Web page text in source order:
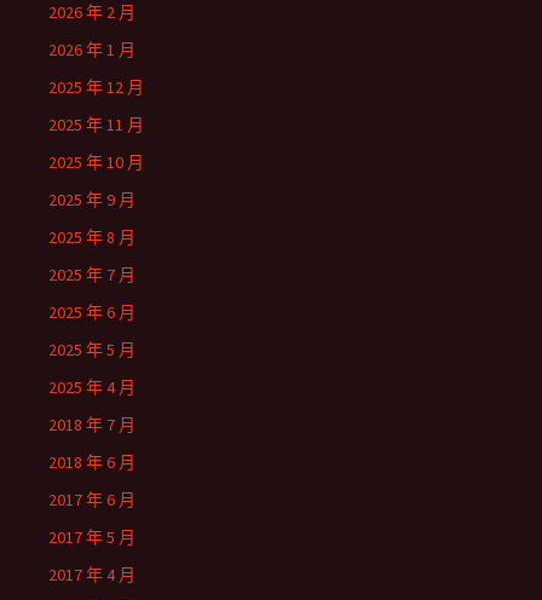
2026 年 2 月
2026 年 1 月
2025 年 12 月
2025 年 11 月
2025 年 10 月
2025 年 9 月
2025 年 8 月
2025 年 7 月
2025 年 6 月
2025 年 5 月
2025 年 4 月
2018 年 7 月
2018 年 6 月
2017 年 6 月
2017 年 5 月
2017 年 4 月